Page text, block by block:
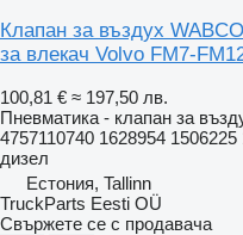
Клапан за въздух
за влекач Volvo FM7-
100,81 € ≈ 197,50 лв.
Пневматика - клапан за
4757110740 1628954 1506225
дизел
Естония, Tallinn
TruckParts Eesti OÜ
Свържете се с продавача